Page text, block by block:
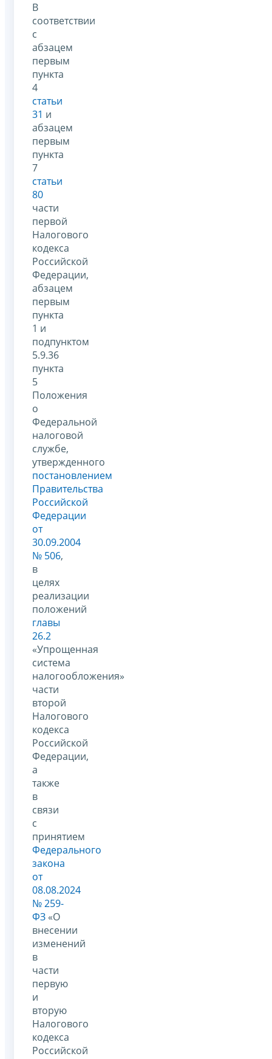
В
соответствии
с
абзацем
первым
пункта
4
статьи
31 и
абзацем
первым
пункта
7
статьи
80
части
первой
Налогового
кодекса
Российской
Федерации,
абзацем
первым
пункта
1 и
подпунктом
5.9.36
пункта
5
Положения
о
Федеральной
налоговой
службе,
утвержденного
постановлением
Правительства
Российской
Федерации
от
30.09.2004
№ 506,
в
целях
реализации
положений
главы
26.2
«Упрощенная
система
налогообложения»
части
второй
Налогового
кодекса
Российской
Федерации,
а
также
в
связи
с
принятием
Федерального
закона
от
08.08.2024
№ 259-
ФЗ «О
внесении
изменений
в
части
первую
и
вторую
Налогового
кодекса
Российской